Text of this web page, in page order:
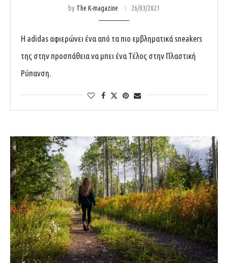
by The K-magazine 26/03/2021
Η adidas αφιερώνει ένα από τα πιο εμβληματικά sneakers
της στην προσπάθεια να μπει ένα Τέλος στην Πλαστική
Ρύπανση.